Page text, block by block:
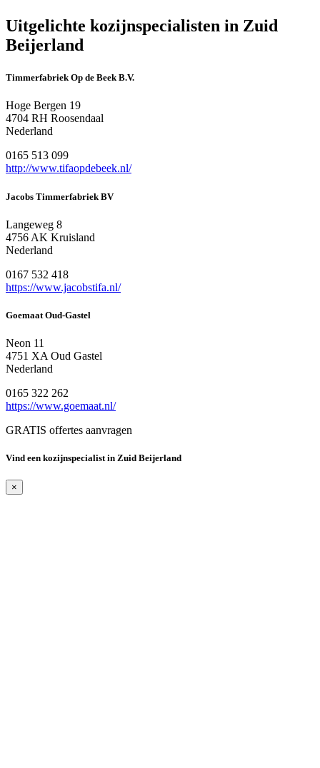
Uitgelichte kozijnspecialisten in Zuid
Beijerland
Timmerfabriek Op de Beek B.V.
Hoge Bergen 19
4704 RH Roosendaal
Nederland
0165 513 099
http://www.tifaopdebeek.nl/
Jacobs Timmerfabriek BV
Langeweg 8
4756 AK Kruisland
Nederland
0167 532 418
https://www.jacobstifa.nl/
Goemaat Oud-Gastel
Neon 11
4751 XA Oud Gastel
Nederland
0165 322 262
https://www.goemaat.nl/
GRATIS offertes aanvragen
Vind een kozijnspecialist in Zuid Beijerland
×